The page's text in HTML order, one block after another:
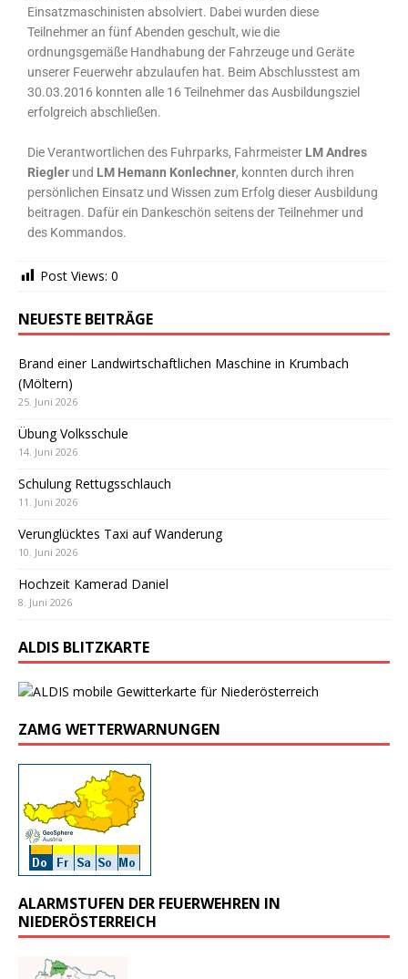
Einsatzmaschinisten absolviert. Dabei wurden diese
Teilnehmer an fünf Abenden geschult, wie die
ordnungsgemäße Handhabung der Fahrzeuge und Geräte
unserer Feuerwehr abzulaufen hat. Beim Abschlusstest am
30.03.2016 konnten alle 16 Teilnehmer das Ausbildungsziel
erfolgreich abschließen.
Die Verantwortlichen des Fuhrparks, Fahrmeister LM Andres
Riegler und LM Hemann Konlechner, konnten durch ihren
persönlichen Einsatz und Wissen zum Erfolg dieser Ausbildung
beitragen. Dafür ein Dankeschön seitens der Teilnehmer und
des Kommandos.
Post Views: 0
NEUESTE BEITRÄGE
Brand einer Landwirtschaftlichen Maschine in Krumbach
(Möltern)
25. Juni 2026
Übung Volksschule
14. Juni 2026
Schulung Rettugsschlauch
11. Juni 2026
Verunglücktes Taxi auf Wanderung
10. Juni 2026
Hochzeit Kamerad Daniel
8. Juni 2026
ALDIS BLITZKARTE
ZAMG WETTERWARNUNGEN
ALARMSTUFEN DER FEUERWEHREN IN
NIEDERÖSTERREICH